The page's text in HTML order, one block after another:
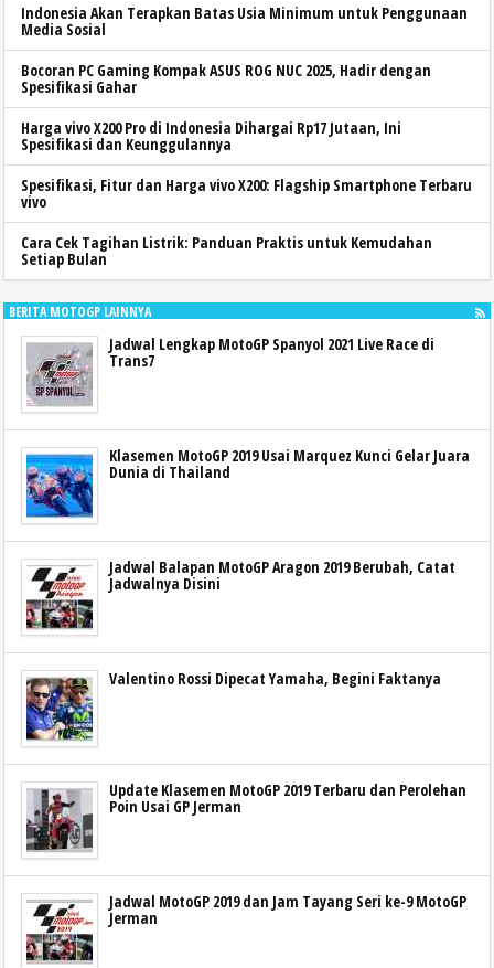
Indonesia Akan Terapkan Batas Usia Minimum untuk Penggunaan
Media Sosial
Bocoran PC Gaming Kompak ASUS ROG NUC 2025, Hadir dengan
Spesifikasi Gahar
Harga vivo X200 Pro di Indonesia Dihargai Rp17 Jutaan, Ini
Spesifikasi dan Keunggulannya
Spesifikasi, Fitur dan Harga vivo X200: Flagship Smartphone Terbaru
vivo
Cara Cek Tagihan Listrik: Panduan Praktis untuk Kemudahan
Setiap Bulan
BERITA MOTOGP LAINNYA
Jadwal Lengkap MotoGP Spanyol 2021 Live Race di
Trans7
Klasemen MotoGP 2019 Usai Marquez Kunci Gelar Juara
Dunia di Thailand
Jadwal Balapan MotoGP Aragon 2019 Berubah, Catat
Jadwalnya Disini
Valentino Rossi Dipecat Yamaha, Begini Faktanya
Update Klasemen MotoGP 2019 Terbaru dan Perolehan
Poin Usai GP Jerman
Jadwal MotoGP 2019 dan Jam Tayang Seri ke-9 MotoGP
Jerman